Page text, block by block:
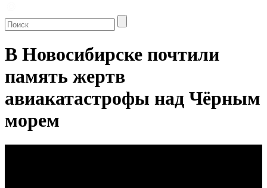
В Новосибирске почтили
память жертв
авиакатастрофы над Чёрным
морем